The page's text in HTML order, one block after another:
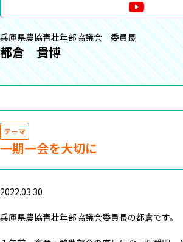
兵庫県農協青壮年部協議会 委員長
都倉 貴博
テーマ
一期一会を大切に
2022.03.30
兵庫県農協青壮年部協議会委員長の都倉です。